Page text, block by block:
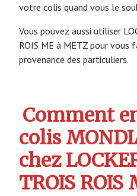
votre colis quand vous le
Vous pouvez aussi utiliser
ROIS ME à METZ pour vous
provenance des particuliers.
Comment
colis
chez
TROIS ROIS